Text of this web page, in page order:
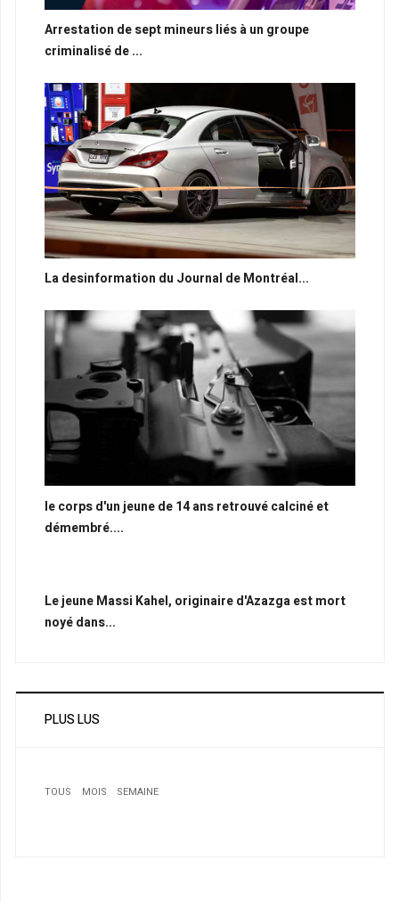
Arrestation de sept mineurs liés à un groupe
criminalisé de ...
La desinformation du Journal de Montréal...
le corps d'un jeune de 14 ans retrouvé calciné et
démembré....
Le jeune Massi Kahel, originaire d'Azazga est mort
noyé dans...
PLUS LUS
TOUS MOIS
SEMAINE